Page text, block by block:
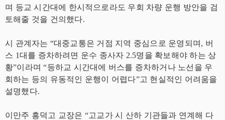
며 등교 시간대에 한시적으로라도 우회 차량 운행 방안을 검
토해줄 것을 건의했다.
시 관계자는 “대중교통은 거점 지역 중심으로 운영되며, 버
스 1대를 증차하려면 운수 종사자 2.5명을 확보해야 하는 상
황”이라며 “등하교 시간대에 버스를 증차하거나 노선을 우
회하는 등의 유동적인 운행이 어렵다”고 현실적인 어려움을
설명했다.
이만주 흥덕고 교장은 “고교가 시 산하 기관들과 연계해 다